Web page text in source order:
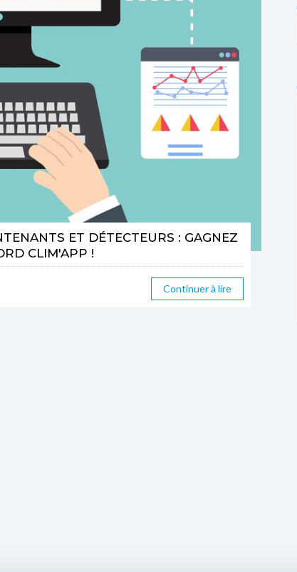
ET DÉTECTEURS : GAGNEZ
CLIM'APP !
Continuer à lire